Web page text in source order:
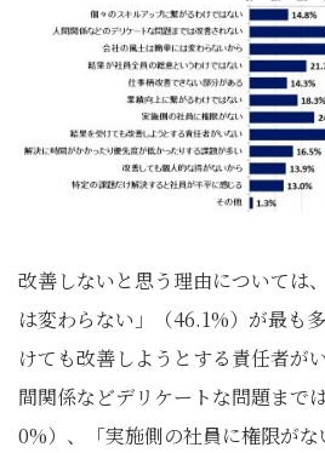
改善しないと思う理由については
は変わらない」（46.1%）が最も
けても改善しようとする責任者が
間関係などデリケートな問題まで
0%）、「実施側の社員に権限が